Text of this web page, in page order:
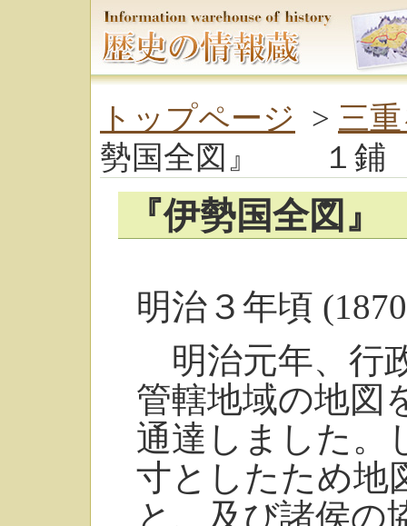
トップページ > 三
勢国全図』 １鋪
『伊勢国全図
明治３年頃
明治元年、行
管轄地域の地図
通達しました。
寸としたため地
と、及び諸侯の